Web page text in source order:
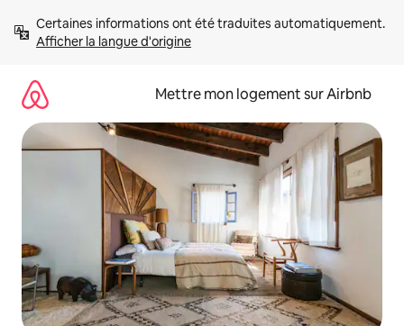
directement
Afficher la langue d'origine
Mettre mon logement sur Airbnb